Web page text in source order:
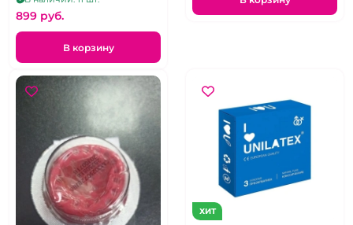
899 pуб.
В корзину
ХИТ